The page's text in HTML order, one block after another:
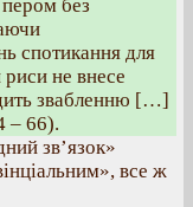
без
спотикання для
не внесе
звабленню […]
– 66).
зв’язок»
все ж